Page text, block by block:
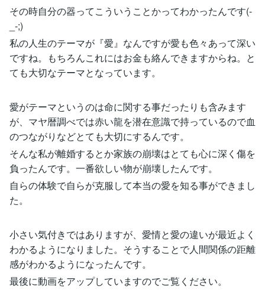
その時自分の器ってこういうことかってわかったんです(-
_-;)
私の人生のテーマが『愛』なんですが愛も色々あって深い
ですね。もちろんこれにはお金も絡んできますからね。と
ても大切なテーマとなっています。
愛がテーマというのは命に関する事だったりも含みます
が、マヤ暦調べでは赤い龍を潜在意識で持っているので血
のつながりなどとても大切にするんです。
そんな私が離婚するとか家族の崩壊はとても心に深く傷を
負ったんです。一番欲しい物が崩壊したんです。
自らの体験で自らが克服して本当の愛を知る事ができまし
た。
小さい気付きではありますが、愛情と愛の違いが最近よく
わかるようになりました。そうすることで人間関係の距離
感がわかるようになったんです。
最後に動画をアップしていますのでご覧ください。